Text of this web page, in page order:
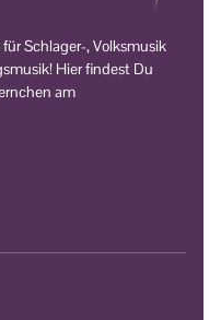
Schlager-, Volksmusik
Hier findest Du
am